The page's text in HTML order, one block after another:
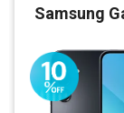
Samsung